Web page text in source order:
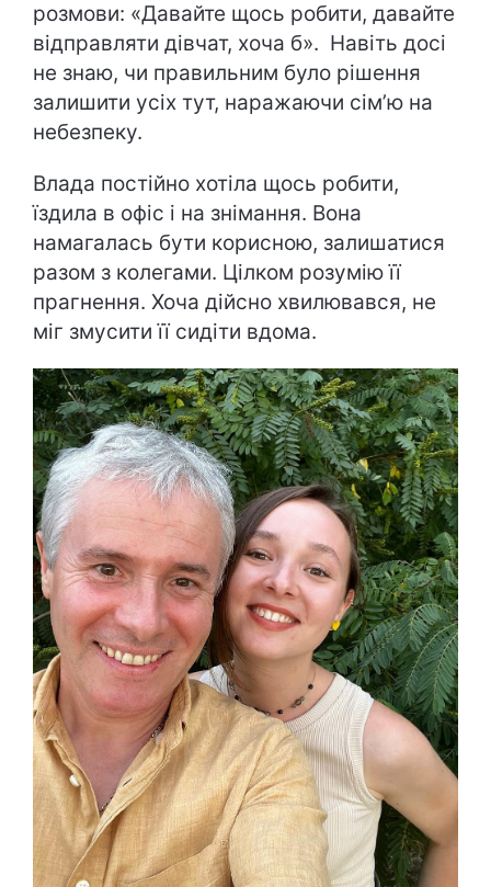
розмови: «Давайте щось робити, давайте
відправляти дівчат, хоча б». Навіть досі
не знаю, чи правильним було рішення
залишити усіх тут, наражаючи сім’ю на
небезпеку.
Влада постійно хотіла щось робити,
їздила в офіс і на знімання. Вона
намагалась бути корисною, залишатися
разом з колегами. Цілком розумію її
прагнення. Хоча дійсно хвилювався, не
міг змусити її сидіти вдома.